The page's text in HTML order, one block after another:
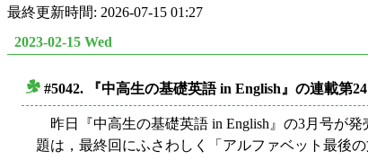
最終更新時間: 2026-07-15 01:27
2023-02-15 Wed
#5042. 『中高生の基礎英語 in English』の連載第
昨日『中高生の基礎英語 in English』の3月号が
題は，最終回にふさわしく「アルファベット最後